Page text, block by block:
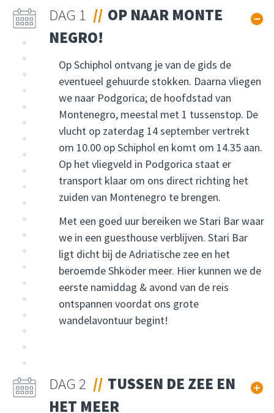
DAG 1
OP NAAR MONTE
NEGRO!
Op Schiphol ontvang je van de gids de
eventueel gehuurde stokken. Daarna vliegen
we naar Podgorica; de hoofdstad van
Montenegro, meestal met 1 tussenstop. De
vlucht op zaterdag 14 september vertrekt
om 10.00 op Schiphol en komt om 14.35 aan.
Op het vliegveld in Podgorica staat er
transport klaar om ons direct richting het
zuiden van Montenegro te brengen.
Met een goed uur bereiken we Stari Bar waar
we in een guesthouse verblijven. Stari Bar
ligt dicht bij de Adriatische zee en het
beroemde Shköder meer. Hier kunnen we de
eerste namiddag & avond van de reis
ontspannen voordat ons grote
wandelavontuur begint!
DAG 2
TUSSEN DE ZEE EN
HET MEER